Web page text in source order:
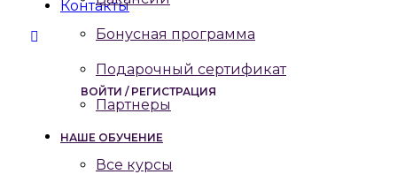
Контакты
ВОЙТИ / РЕГИСТРАЦИЯ
Бонусная программа
Подарочный сертификат
Партнеры
НАШЕ ОБУЧЕНИЕ
Все курсы